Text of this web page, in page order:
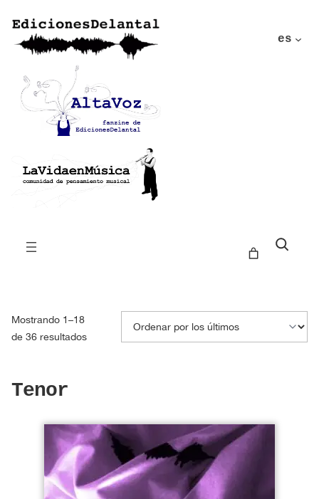
es
Buscar
Mostrando 1–18
de 36 resultadosOrdenado
Tenor